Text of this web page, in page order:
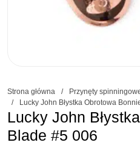
Strona główna / Przynęty
/
Lucky John Błystka Obrotowa
Lucky John
Blade #5 006